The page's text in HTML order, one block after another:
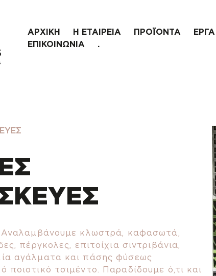
ΑΡΧΙΚΗ Η ΕΤΑΙΡΕΙΑ ΠΡΟΪΟΝΤΑ ΕΡΓΑ
ΕΠΙΚΟΙΝΩΝΙΑ
.
Αναλαμβάνουμε κλωστρά, καφασωτά,
πέργκολες, επιτοίχια σιντριβάνια,
αγάλματα και πάσης φύσεως
ποιοτικό τσιμέντο. Παραδίδουμε ό,τι και